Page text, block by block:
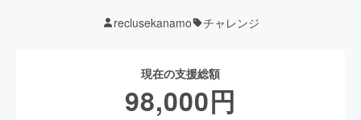
reclusekanamo チャレンジ
現在の支援総額
98,000円